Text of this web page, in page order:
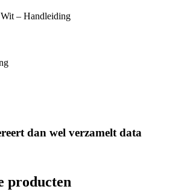
– Handleiding
dan wel verzamelt data
producten